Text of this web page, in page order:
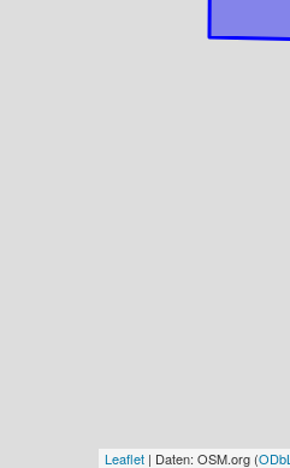
Leaflet | Daten: OSM.org (ODbL